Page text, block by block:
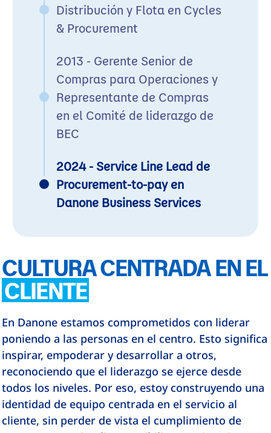
Distribución y Flota en Cycles
& Procurement
2013 - Gerente Senior de
Compras para Operaciones y
Representante de Compras
en el Comité de liderazgo de
BEC
2024 - Service Line Lead de
Procurement-to-pay en
Danone Business Services
CULTURA CENTRADA EN EL
CLIENTE
En Danone estamos comprometidos con liderar
poniendo a las personas en el centro. Esto significa
inspirar, empoderar y desarrollar a otros,
reconociendo que el liderazgo se ejerce desde
todos los niveles. Por eso, estoy construyendo una
identidad de equipo centrada en el servicio al
cliente, sin perder de vista el cumplimiento de